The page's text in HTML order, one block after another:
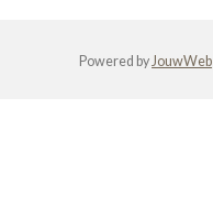
Powered by JouwWeb